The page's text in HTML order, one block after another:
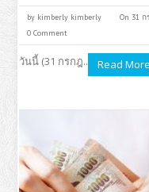
by kimberly kimberly On 31
0 Comment
วันนี้ (31 กรกฎ.. Read More